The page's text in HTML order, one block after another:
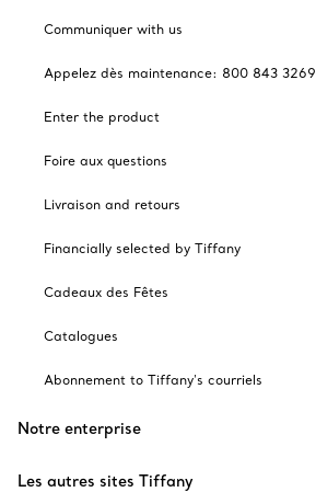
Communiquer with us
Appelez dès maintenance: 800 843 3269
Enter the product
Foire aux questions
Livraison and retours
Financially selected by Tiffany
Cadeaux des Fêtes
Catalogues
Abonnement to Tiffany's courriels
Notre enterprise
Les autres sites Tiffany